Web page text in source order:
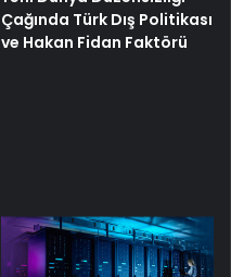
Çağında Türk Dış Politikası
ve Hakan Fidan Faktörü